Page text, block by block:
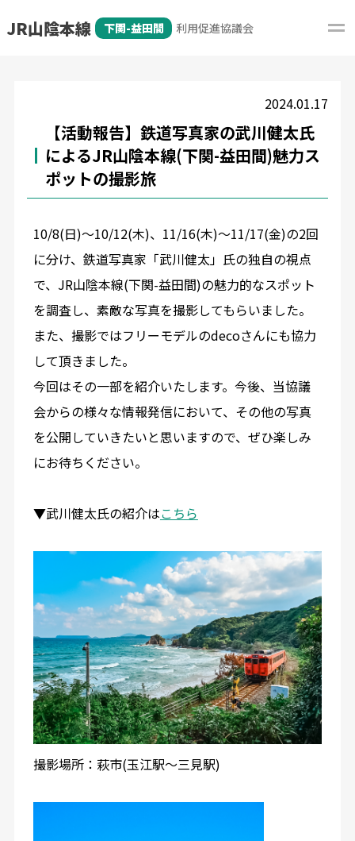
JR山陰本線 下関-益田間 利用促進協議会
2024.01.17
【活動報告】鉄道写真家の武川健太氏
によるJR山陰本線(下関-益田間)魅力ス
ポットの撮影旅
10/8(日)～10/12(木)、11/16(木)～11/17(金)の2回
に分け、鉄道写真家「武川健太」氏の独自の視点
で、JR山陰本線(下関-益田間)の魅力的なスポット
を調査し、素敵な写真を撮影してもらいました。
また、撮影ではフリーモデルのdecoさんにも協力
して頂きました。
今回はその一部を紹介いたします。今後、当協議
会からの様々な情報発信において、その他の写真
を公開していきたいと思いますので、ぜひ楽しみ
にお待ちください。
▼武川健太氏の紹介はこちら
撮影場所：萩市(玉江駅〜三見駅)